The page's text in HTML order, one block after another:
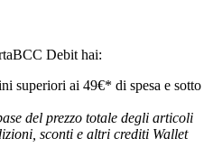
Debit hai:
superiori ai 49€* di spesa e sotto
del prezzo totale degli articoli
sconti e altri crediti Wallet